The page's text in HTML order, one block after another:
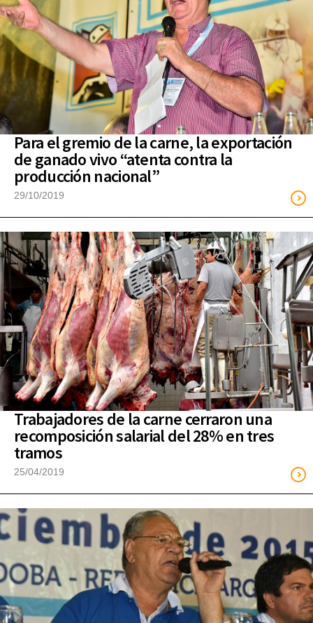
Para el gremio de la carne, la exportación
de ganado vivo “atenta contra la
producción nacional”
29/10/2019
Trabajadores de la carne cerraron una
recomposición salarial del 28% en tres
tramos
25/04/2019